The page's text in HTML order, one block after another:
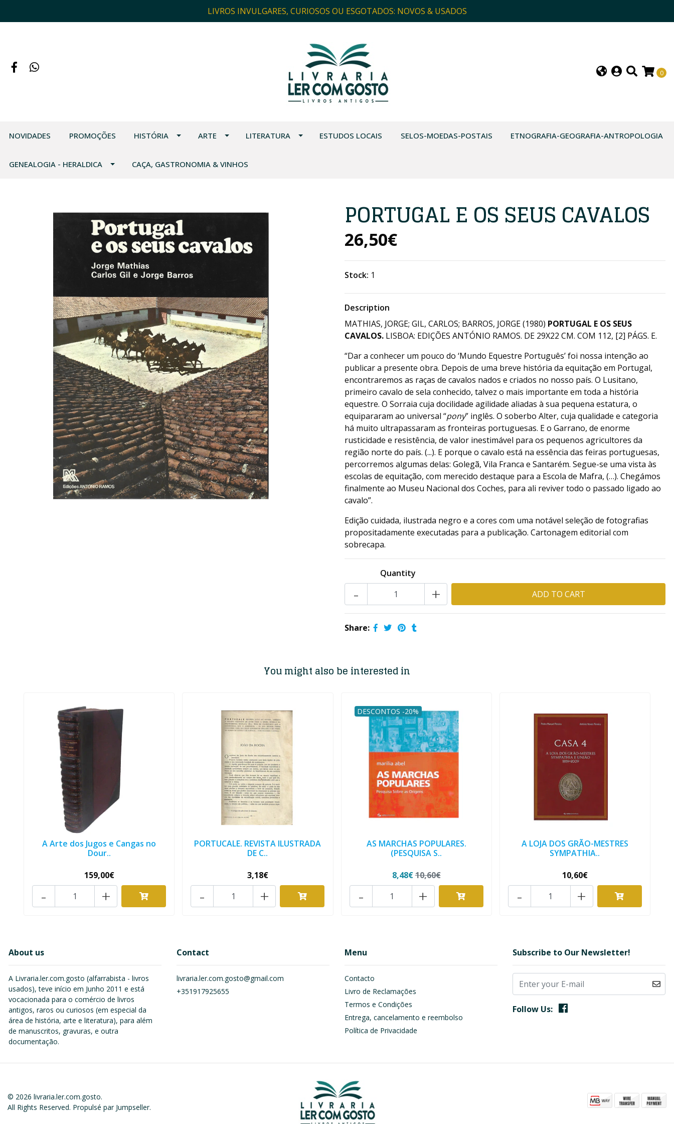
LIVROS INVULGARES, CURIOSOS OU ESGOTADOS: NOVOS & USADOS
0
NOVIDADES PROMOÇÕES HISTÓRIA ARTE LITERATURA ESTUDOS LOCAIS SELOS-MOEDAS-POSTAIS ETNOGRAFIA-GEOGRAFIA-ANTROPOLOGIA
GENEALOGIA - HERALDICA CAÇA, GASTRONOMIA & VINHOS
PORTUGAL E OS SEUS CAVALOS
26,50€
Stock: 1
Description
MATHIAS, JORGE; GIL, CARLOS; BARROS, JORGE (1980) PORTUGAL E OS SEUS
CAVALOS. LISBOA: EDIÇÕES ANTÓNIO RAMOS. DE 29X22 CM. COM 112, [2] PÁGS. E.
“Dar a conhecer um pouco do ‘Mundo Equestre Português’ foi nossa intenção ao
publicar a presente obra. Depois de uma breve história da equitação em Portugal,
encontraremos as raças de cavalos nados e criados no nosso país. O Lusitano,
primeiro cavalo de sela conhecido, talvez o mais importante em toda a história
equestre. O Sorraia cuja docilidade agilidade aliadas à sua pequena estatura, o
equipararam ao universal “pony” inglês. O soberbo Alter, cuja qualidade e categoria
há muito ultrapassaram as fronteiras portuguesas. E o Garrano, de enorme
rusticidade e resistência, de valor inestimável para os pequenos agricultores da
região norte do país. (...). E porque o cavalo está na essência das feiras portuguesas,
percorremos algumas delas: Golegã, Vila Franca e Santarém. Segue-se uma vista às
escolas de equitação, com merecido destaque para a Escola de Mafra, (…). Chegámos
finalmente ao Museu Nacional dos Coches, para ali reviver todo o passado ligado ao
cavalo”.
Edição cuidada, ilustrada negro e a cores com uma notável seleção de fotografias
propositadamente executadas para a publicação. Cartonagem editorial com
sobrecapa.
Quantity
+
-
Share:
You might also be interested in
A Arte dos Jugos e Cangas no
Dour..
159,00€
+
-
PORTUCALE. REVISTA ILUSTRADA
DE C..
3,18€
+
-
DESCONTOS -20%
AS MARCHAS POPULARES.
(PESQUISA S..
8,48€10,60€
+
-
A LOJA DOS GRÃO-MESTRES
SYMPATHIA..
10,60€
+
-
About us
A Livraria.ler.com.gosto (alfarrabista - livros
usados), teve início em Junho 2011 e está
vocacionada para o comércio de livros
antigos, raros ou curiosos (em especial da
área de história, arte e literatura), para além
de manuscritos, gravuras, e outra
documentação.
Contact
livraria.ler.com.gosto@gmail.com
+351917925655
Menu
Contacto
Livro de Reclamações
Termos e Condições
Entrega, cancelamento e reembolso
Política de Privacidade
Subscribe to Our Newsletter!
Follow Us:
© 2026 livraria.ler.com.gosto.
All Rights Reserved. Propulsé par Jumpseller.